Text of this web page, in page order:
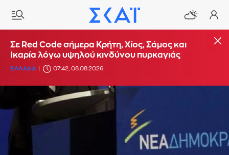
Σε Red Code σήμερα Κρήτη, Χίος, Σάμος και
Ικαρία λόγω υψηλού κινδύνου πυρκαγιάς
ΕΛΛΑΔΑ 07:42, 08.08.2026